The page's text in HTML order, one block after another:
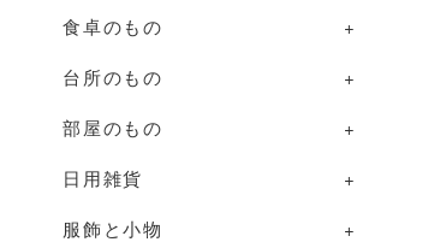
食卓のもの
食卓のものの一覧
器
グラス・カップ
箸・カトラリー
台所のもの
台所のものの一覧
調理道具
ふきん・タオル
部屋のもの
部屋のものの一覧
照明
日用雑貨
日用雑貨の一覧
服飾と小物